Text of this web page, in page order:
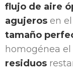
flujo de aire
agujeros en
tamaño
homogénea
residuos